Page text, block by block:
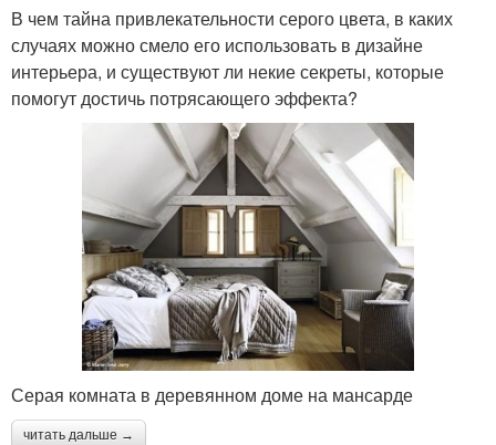
В чем тайна привлекательности серого цвета, в каких
случаях можно смело его использовать в дизайне
интерьера, и существуют ли некие секреты, которые
помогут достичь потрясающего эффекта?
Серая комната в деревянном доме на мансарде
читать дальше →